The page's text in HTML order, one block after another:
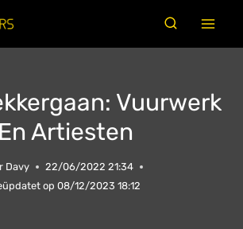
Vuurwerk
En Artiesten
Davy
22/06/2022 21:34
op 08/12/2023 18:12